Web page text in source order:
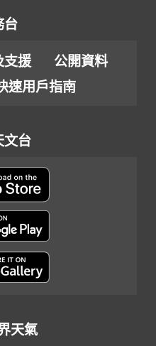
台
支援
公開資料
速用戶指南
文台
天氣